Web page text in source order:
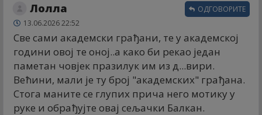
Лолла
13.06.2026 22:52
Све сами академски грађани, те у академској
години овој те оној..а како би рекао један
паметан човјек празилук им из д...вири.
Већини, мали је ту број "академских" грађана.
Стога маните се глупих прича него мотику у
руке и обрађујте овај сељачки Балкан.
ОДГОВОРИТЕ